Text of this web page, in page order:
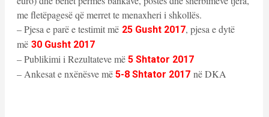
me fletëpagesë që merret te menaxheri i shkollës.
– Pjesa e parë e testimit më 25 Gusht 2017, pjesa e dytë
më 30 Gusht 2017
– Publikimi i Rezultateve më 5 Shtator 2017
– Ankesat e nxënësve më 5-8 Shtator 2017në DKA